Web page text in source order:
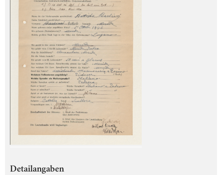
Detailangaben